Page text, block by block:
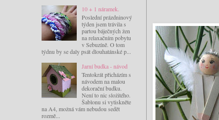
10 + 1 náramek.
Poslední prázdninový
týden jsem trávila s
partou báječných žen
na relaxačním pobytu
v Sebuzíně. O tom
týdnu by se daly psát dlouhatánské p...
Jarní budka - návod
Tentokrát přicházím s
návodem na malou
dekorační budku.
Není to nic složitého.
Šablonu si vytiskněte
na A4, možná vám nebudou sedět
rozmě...